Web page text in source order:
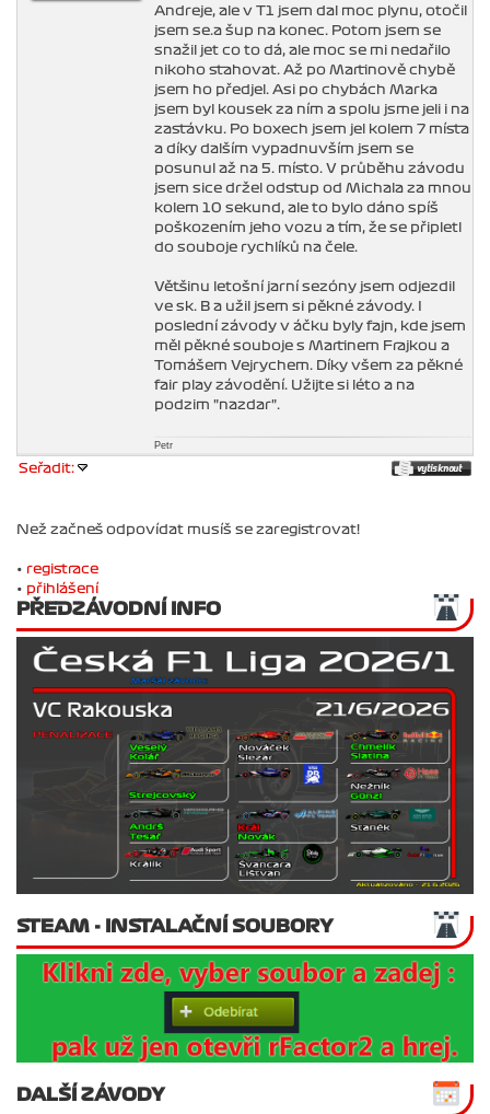
Andreje, ale v T1 jsem dal moc plynu, otočil
jsem se.a šup na konec. Potom jsem se
snažil jet co to dá, ale moc se mi nedařilo
nikoho stahovat. Až po Martinově chybě
jsem ho předjel. Asi po chybách Marka
jsem byl kousek za ním a spolu jsme jeli i na
zastávku. Po boxech jsem jel kolem 7 místa
a díky dalším vypadnuvším jsem se
posunul až na 5. místo. V průběhu závodu
jsem sice držel odstup od Michala za mnou
kolem 10 sekund, ale to bylo dáno spíš
poškozením jeho vozu a tím, že se připletl
do souboje rychlíků na čele.
Většinu letošní jarní sezóny jsem odjezdil
ve sk. B a užil jsem si pěkné závody. I
poslední závody v áčku byly fajn, kde jsem
měl pěkné souboje s Martinem Frajkou a
Tomášem Vejrychem. Díky všem za pěkné
fair play závodění. Užijte si léto a na
podzim "nazdar".
Petr
Seřadit:
Než začneš odpovídat musíš se zaregistrovat!
• registrace
• přihlášení
PŘEDZÁVODNÍ INFO
STEAM - INSTALAČNÍ SOUBORY
DALŠÍ ZÁVODY